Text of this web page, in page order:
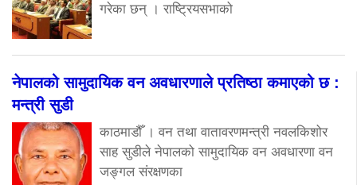
गरेका छन् । राष्ट्रियसभाको
नेपालको सामुदायिक वन अवधारणाले प्रतिष्ठा कमाएको छ :
मन्त्री सुडी
काठमाडौँ । वन तथा वातावरणमन्त्री नवलकिशोर
साह सुडीले नेपालको सामुदायिक वन अवधारणा वन
जङ्गल संरक्षणका